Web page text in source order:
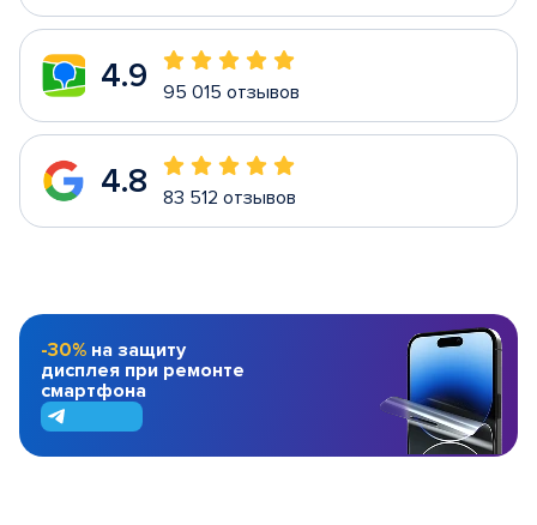
4.9 95 015 отзывов
4.8 83 512 отзывов
-30% на защиту
дисплея при ремонте
смартфона